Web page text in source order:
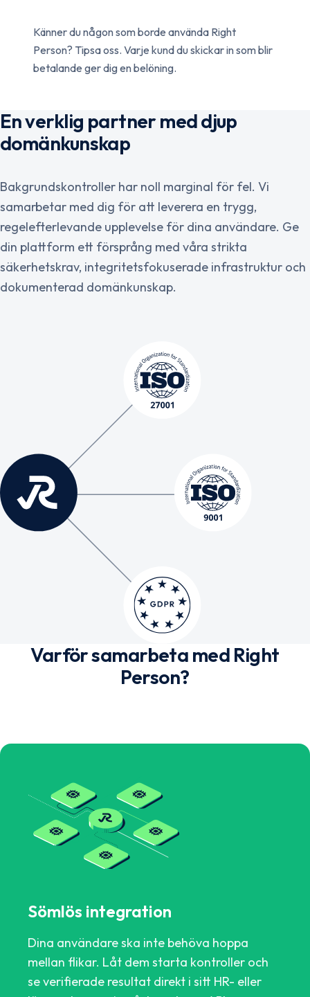
Känner du någon som borde använda Right
Person? Tipsa oss. Varje kund du skickar in som blir
betalande ger dig en belöning.
En verklig partner med djup
domänkunskap
Bakgrundskontroller har noll marginal för fel. Vi
samarbetar med dig för att leverera en trygg,
regelefterlevande upplevelse för dina användare. Ge
din plattform ett försprång med våra strikta
säkerhetskrav, integritetsfokuserade infrastruktur och
dokumenterad domänkunskap.
Varför samarbeta med Right
Person?
Sömlös integration
Dina användare ska inte behöva hoppa
mellan flikar. Låt dem starta kontroller och
se verifierade resultat direkt i sitt HR- eller